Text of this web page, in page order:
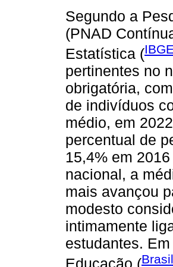
Segundo a
(PNAD
Estatística (
pertinentes no
obrigatória,
de indivíduos
médio, em
percentual de
15,4% em
nacional, a
mais avançou
modesto
intimamente
estudantes.
Educação (